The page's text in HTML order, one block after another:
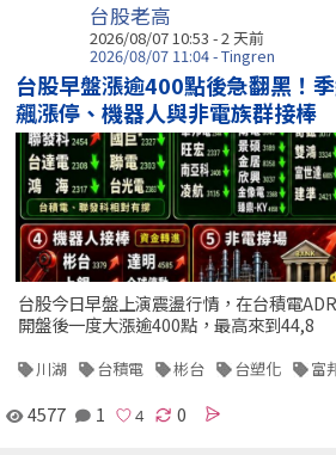
台股老高
2026/08/07 10:53 - 2 天前
2026/08/07 11:04 - Tingren
台股早盤漲逾400點後急翻黑！
飆漲停、機器人與非電族群接棒
台股今日早盤上演震盪行情，在台積電
開盤後一度大漲逾400點，最高來到44,8
川湖 台積電 彬台 台塑化 富
4577 1 0